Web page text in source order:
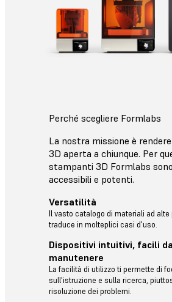
Perché scegliere Formlabs
La nostra missione è
3D aperta a chiunque. Per
stampanti 3D Formlabs
accessibili e potenti.
Versatilità
Il vasto catalogo di materiali ad alte
traduce in molteplici casi d'uso.
Dispositivi intuitivi, facili
manutenere
La facilità di utilizzo ti permette di
sull'istruzione e sulla ricerca,
risoluzione dei problemi.